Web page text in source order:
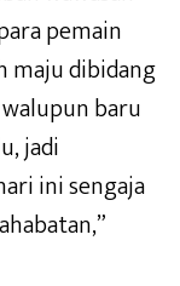
pemain
maju dibidang
baru
jadi
ini sengaja